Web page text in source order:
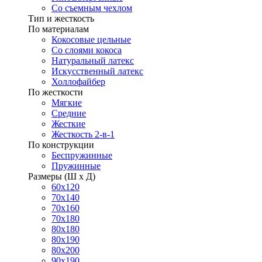
Со съемным чехлом
Тип и жесткость
По материалам
Кокосовые цельные
Со слоями кокоса
Натуральный латекс
Искусственный латекс
Холлофайбер
По жесткости
Мягкие
Средние
Жесткие
Жесткость 2-в-1
По конструкции
Беспружинные
Пружинные
Размеры (Ш х Д)
60х120
70х140
70х160
70х180
80х180
80х190
80х200